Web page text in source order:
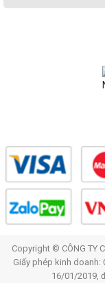
Copyright © CÔNG TY
Giấy phép kinh doanh:
16/01/2019,